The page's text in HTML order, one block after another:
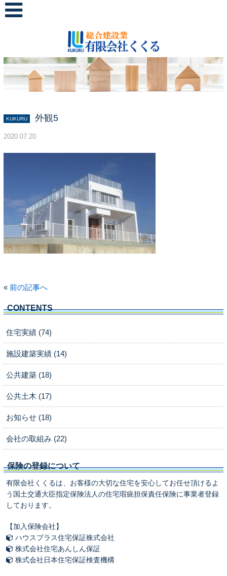
KUKURU 外観5
2020.07.20
« 前の記事へ
CONTENTS
住宅実績 (74)
施設建築実績 (14)
公共建築 (18)
公共土木 (17)
お知らせ (18)
会社の取組み (22)
保険の登録について
有限会社くくるは、お客様の大切な住宅を安心してお任せ頂けるよ
う国土交通大臣指定保険法人の住宅瑕疵担保責任保険に事業者登録
しております。
【加入保険会社】
ハウスプラス住宅保証株式会社
株式会社住宅あんしん保証
株式会社日本住宅保証検査機構